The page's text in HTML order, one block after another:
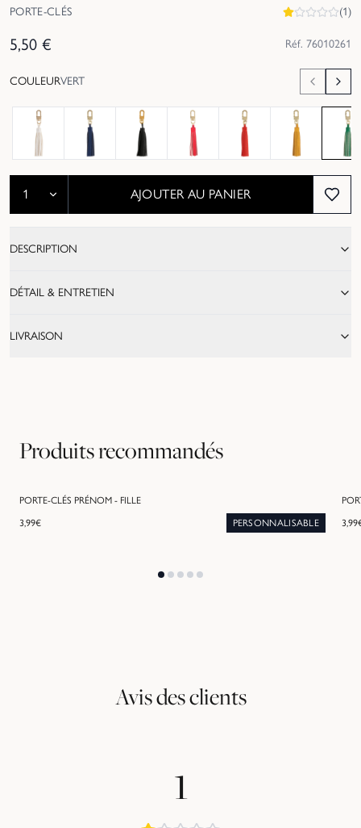
PORTE-CLÉS (1)
5,50 € Réf. 76010261
COULEURVERT
AJOUTER AU PANIER
DESCRIPTION
DÉTAIL & ENTRETIEN
LIVRAISON
Produits recommandés
PORTE-CLÉS PRÉNOM - FILLE
3,99€ PERSONNALISABLE
3,99
Avis des clients
1